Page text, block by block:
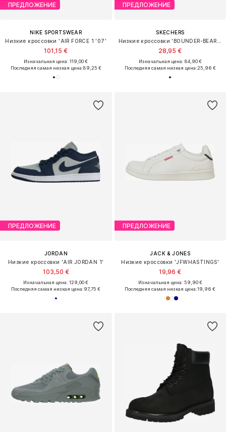
ПРЕДЛОЖЕНИЕ
NIKE SPORTSWEAR
Низкие кроссовки 'AIR FORCE 1 '07'
101,15 €
Изначальная цена: 119,00 €
Последняя самая низкая цена:89,25 €
ПРЕДЛОЖЕНИЕ
SKECHERS
28,95 €
Изначальная цена: 84,90 €
Последняя самая низкая цена:25,96 €
ПРЕДЛОЖЕНИЕ
JORDAN
Низкие кроссовки 'AIR JORDAN 1'
103,50 €
Изначальная цена: 129,00 €
Последняя самая низкая цена:97,75 €
ПРЕДЛОЖЕНИЕ
JACK & JONES
Низкие кроссовки 'JFWHASTINGS'
19,96 €
Изначальная цена: 59,90 €
Последняя самая низкая цена:19,96 €